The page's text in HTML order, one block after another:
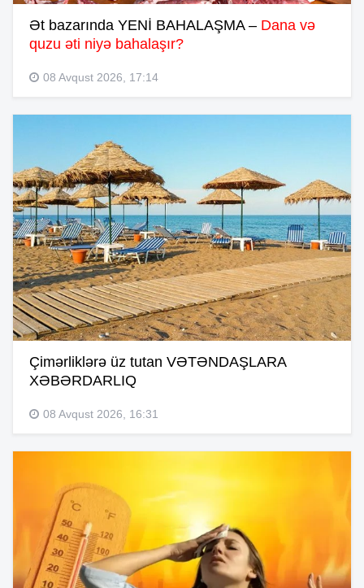
Ət bazarında YENİ BAHALAŞMA – Dana və
quzu əti niyə bahalaşır?
08 Avqust 2026, 17:14
Çimərliklərə üz tutan VƏTƏNDAŞLARA
XƏBƏRDARLIQ
08 Avqust 2026, 16:31